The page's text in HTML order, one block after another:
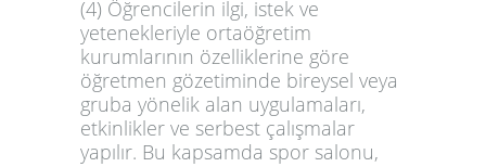
(4) Öğrencilerin ilgi, istek ve
yetenekleriyle ortaöğretim
kurumlarının özelliklerine göre
öğretmen gözetiminde bireysel veya
gruba yönelik alan uygulamaları,
etkinlikler ve serbest çalışmalar
yapılır. Bu kapsamda spor salonu,